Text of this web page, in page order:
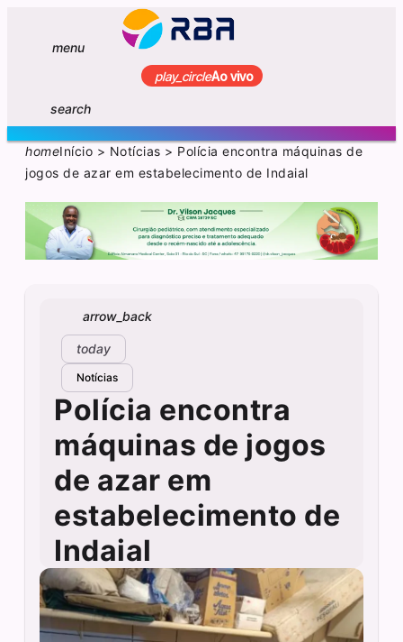
menu
play_circleAo vivo
search
homeInício > Notícias > Polícia encontra máquinas de
jogos de azar em estabelecimento de Indaial
arrow_back
today
Notícias
Polícia encontra
máquinas de jogos
de azar em
estabelecimento de
Indaial